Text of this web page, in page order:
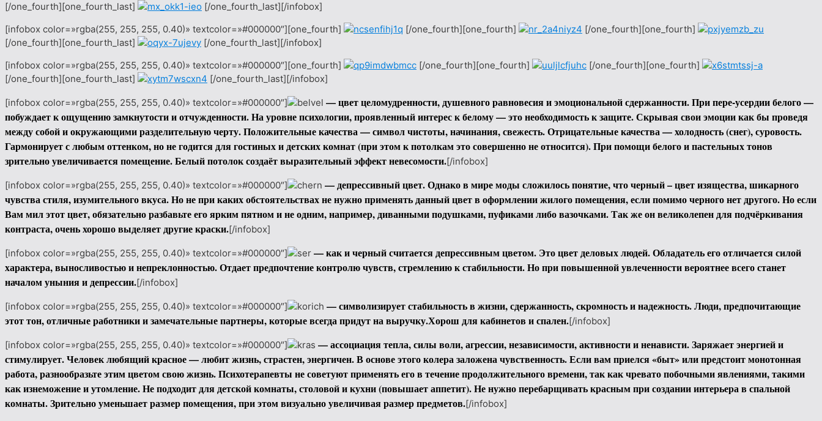
[/one_fourth][one_fourth_last]
[/one_fourth_last][/infobox]
[infobox color=»rgba(255, 255, 255, 0.40)» textcolor=»#000000″][one_fourth]
[/one_fourth][one_fourth]
[/one_fourth][one_fourth]
[/one_fourth][one_fourth_last]
[/one_fourth_last][/infobox]
[infobox color=»rgba(255, 255, 255, 0.40)» textcolor=»#000000″][one_fourth]
[/one_fourth][one_fourth]
[/one_fourth][one_fourth]
[/one_fourth][one_fourth_last]
[/one_fourth_last][/infobox]
[infobox color=»rgba(255, 255, 255, 0.40)» textcolor=»#000000″]
— цвет целомудренности, душевного равновесия и эмоциональной сдержанности. При пере-усердии белого —
побуждает к ощущению замкнутости и отчужденности. На уровне психологии, проявленный интерес к белому — это необходимость к защите. Скрывая свои эмоции как бы проведя
между собой и окружающими разделительную черту.Положительные качества — символ чистоты, начинания, свежесть.Отрицательные качества — холодность (снег), суровость.
Гармонирует с любым оттенком, но не годится для гостиных и детских комнат (при этом к потолкам это совершенно не относится). При помощи белого и пастельных тонов
зрительно увеличивается помещение. Белый потолок создаёт выразительный эффект невесомости.[/infobox]
[infobox color=»rgba(255, 255, 255, 0.40)» textcolor=»#000000″]
— депрессивный цвет. Однако в мире моды сложилось понятие, что черный – цвет изящества, шикарного
чувства стиля, изумительного вкуса. Но не при каких обстоятельствах не нужно применять данный цвет в оформлении жилого помещения, если помимо черного нет другого. Но если
Вам мил этот цвет, обязательно разбавьте его ярким пятном и не одним, например, диванными подушками, пуфиками либо вазочками. Так же он великолепен для подчёркивания
контраста, очень хорошо выделяет другие краски.[/infobox]
[infobox color=»rgba(255, 255, 255, 0.40)» textcolor=»#000000″]
— как и черный считается депрессивным цветом. Это цвет деловых людей. Обладатель его отличается силой
характера, выносливостью и непреклонностью. Отдает предпочтение контролю чувств, стремлению к стабильности. Но при повышенной увлеченности вероятнее всего станет
началом уныния и депрессии.[/infobox]
[infobox color=»rgba(255, 255, 255, 0.40)» textcolor=»#000000″]
— символизирует стабильность в жизни, сдержанность, скромность и надежность. Люди, предпочитающие
этот тон, отличные работники и замечательные партнеры, которые всегда придут на выручку.Хорош для кабинетов и спален.[/infobox]
[infobox color=»rgba(255, 255, 255, 0.40)» textcolor=»#000000″]
— ассоциация тепла, силы воли, агрессии, независимости, активности и ненависти. Заряжает энергией и
стимулирует. Человек любящий красное — любит жизнь, страстен, энергичен. В основе этого колера заложена чувственность. Если вам приелся «быт» или предстоит монотонная
работа, разнообразьте этим цветом свою жизнь.Психотерапевты не советуют применять его в течение продолжительного времени, так как чревато побочными явлениями, такими
как изнеможение и утомление.Не подходит для детской комнаты, столовой и кухни (повышает аппетит). Не нужно перебарщивать красным при создании интерьера в спальной
комнаты.Зрительно уменьшает размер помещения, при этом визуально увеличивая размер предметов.[/infobox]